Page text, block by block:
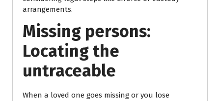
arrangements.
Missing persons:
Locating the
untraceable
When a loved one goes missing or you lose